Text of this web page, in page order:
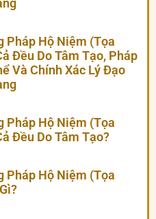
Pháp Hộ Niệm (Tọa
Đều Do Tâm Tạo, Pháp
Và Chính Xác Lý Đạo
Pháp Hộ Niệm (Tọa
Đều Do Tâm Tạo?
Pháp Hộ Niệm (Tọa